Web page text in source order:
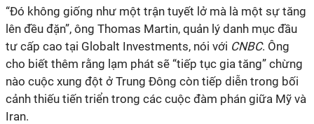
“Đó không giống như một trận tuyết lở mà là một sự tăng
lên đều đặn”, ông Thomas Martin, quản lý danh mục đầu
tư cấp cao tại Globalt Investments, nói với CNBC. Ông
cho biết thêm rằng lạm phát sẽ “tiếp tục gia tăng” chừng
nào cuộc xung đột ở Trung Đông còn tiếp diễn trong bối
cảnh thiếu tiến triển trong các cuộc đàm phán giữa Mỹ và
Iran.